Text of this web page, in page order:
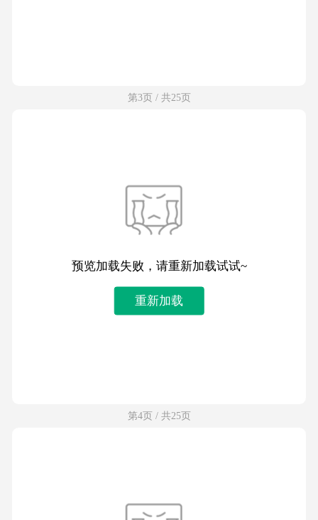
第3页 / 共25页
预览加载失败，请重新加载试试~
重新加载
第4页 / 共25页